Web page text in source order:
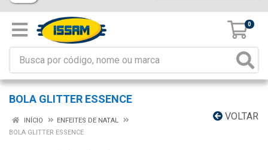
0
BOLA GLITTER ESSENCE
VOLTAR
INÍCIO
ENFEITES DE NATAL
BOLA GLITTER ESSENCE